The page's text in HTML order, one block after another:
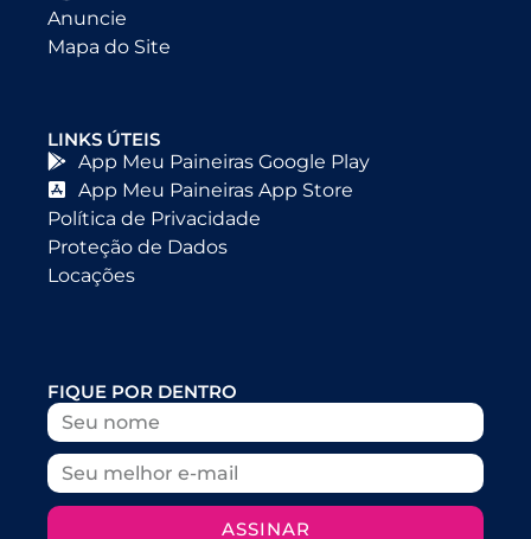
Anuncie
Mapa do Site
LINKS ÚTEIS
App Meu Paineiras Google Play
App Meu Paineiras App Store
Política de Privacidade
Proteção de Dados
Locações
FIQUE POR DENTRO
ASSINAR